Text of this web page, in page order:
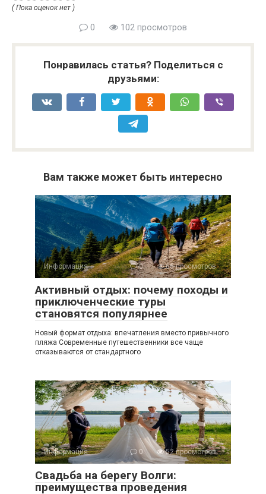
( Пока оценок нет )
0 102 просмотров
Понравилась статья? Поделиться с
друзьями:
Вам также может быть интересно
Информация 0 66 просмотров
Активный отдых: почему походы и
приключенческие туры
становятся популярнее
Новый формат отдыха: впечатления вместо привычного
пляжа Современные путешественники все чаще
отказываются от стандартного
Информация 0 52 просмотров
Свадьба на берегу Волги:
преимущества проведения